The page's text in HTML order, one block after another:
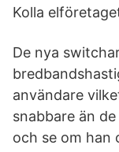
Kolla
De nya
användare
snabbare än
och se om han